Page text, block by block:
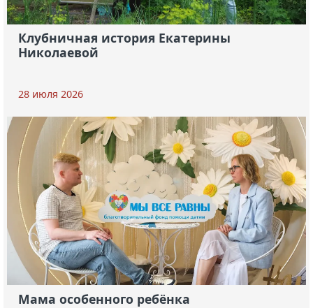
Клубничная история Екатерины
Николаевой
28 июля 2026
Мама особенного ребёнка